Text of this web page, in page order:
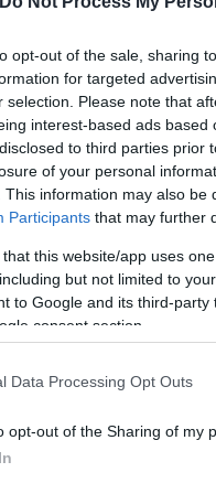
opt-out of the sale, sharing
for targeted
selection. Please note that
interest-based ads
to third parties prior
of your personal
This information may also
Participants that may further
that this website/app uses
but not limited to
to Google and its third-
consent section.
Data Processing Opt Outs
opt-out of the Sharing of my
Τάξης
με ολική
συγκίνηση
και
και παρουσία του